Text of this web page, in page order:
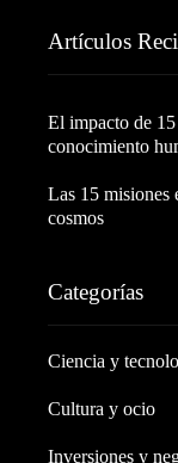
Artículos
El impacto de
conocimiento
Las 15 misiones
cosmos
Categorías
Ciencia y
Cultura y ocio
Inversiones y